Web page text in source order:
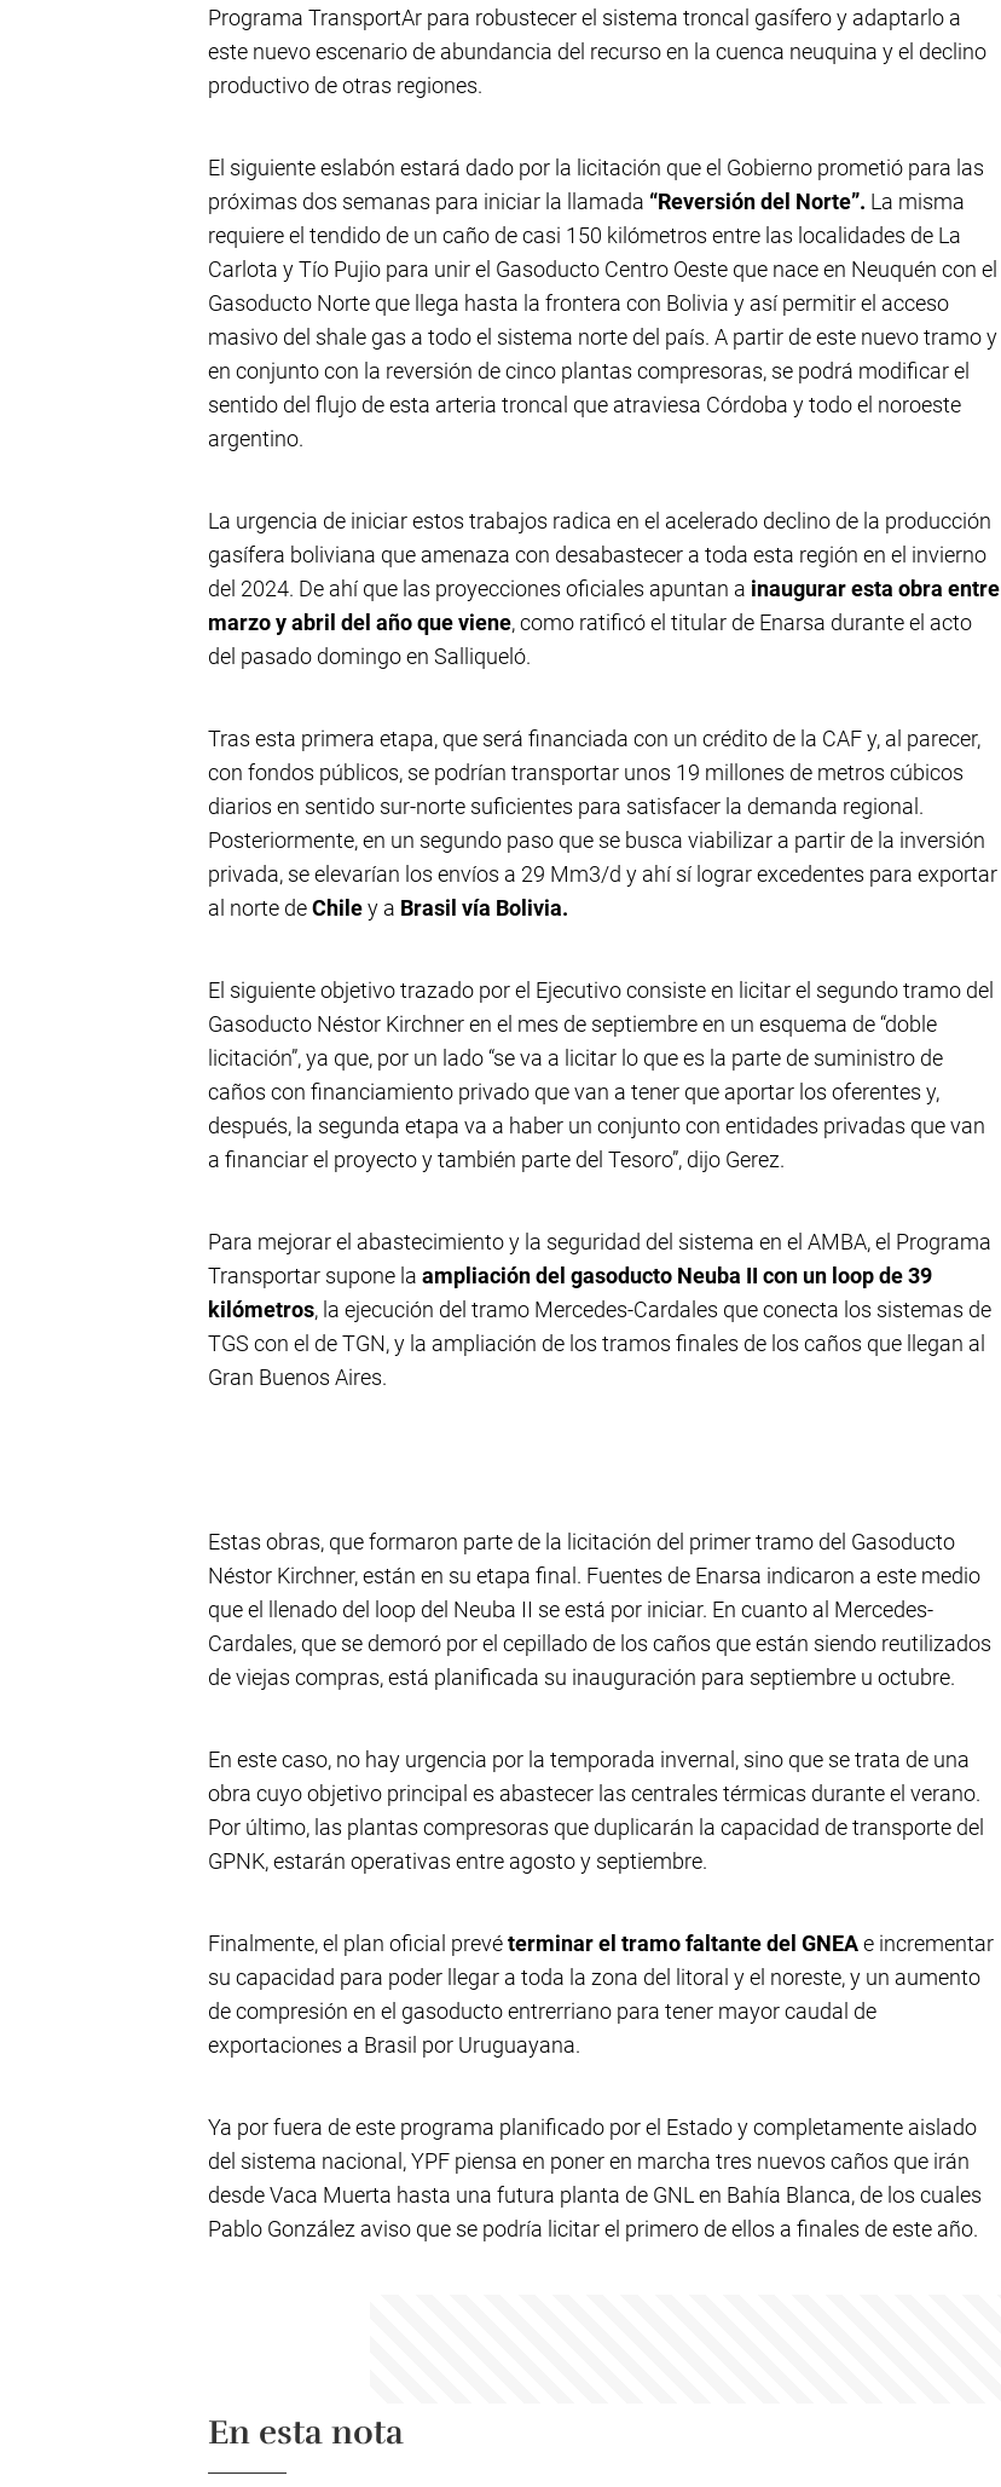
Programa TransportAr para robustecer el sistema troncal gasífero y adaptarlo a
este nuevo escenario de abundancia del recurso en la cuenca neuquina y el declino
productivo de otras regiones.
El siguiente eslabón estará dado por la licitación que el Gobierno prometió para las
próximas dos semanas para iniciar la llamada “Reversión del Norte”. La misma
requiere el tendido de un caño de casi 150 kilómetros entre las localidades de La
Carlota y Tío Pujio para unir el Gasoducto Centro Oeste que nace en Neuquén con el
Gasoducto Norte que llega hasta la frontera con Bolivia y así permitir el acceso
masivo del shale gas a todo el sistema norte del país. A partir de este nuevo tramo y
en conjunto con la reversión de cinco plantas compresoras, se podrá modificar el
sentido del flujo de esta arteria troncal que atraviesa Córdoba y todo el noroeste
argentino.
La urgencia de iniciar estos trabajos radica en el acelerado declino de la producción
gasífera boliviana que amenaza con desabastecer a toda esta región en el invierno
del 2024. De ahí que las proyecciones oficiales apuntan a inaugurar esta obra entre
marzo y abril del año que viene, como ratificó el titular de Enarsa durante el acto
del pasado domingo en Salliqueló.
Tras esta primera etapa, que será financiada con un crédito de la CAF y, al parecer,
con fondos públicos, se podrían transportar unos 19 millones de metros cúbicos
diarios en sentido sur-norte suficientes para satisfacer la demanda regional.
Posteriormente, en un segundo paso que se busca viabilizar a partir de la inversión
privada, se elevarían los envíos a 29 Mm3/d y ahí sí lograr excedentes para exportar
al norte deChiley a Brasil vía Bolivia.
El siguiente objetivo trazado por el Ejecutivo consiste en licitar el segundo tramo del
Gasoducto Néstor Kirchner en el mes de septiembre en un esquema de “doble
licitación”, ya que, por un lado “se va a licitar lo que es la parte de suministro de
caños con financiamiento privado que van a tener que aportar los oferentes y,
después, la segunda etapa va a haber un conjunto con entidades privadas que van
a financiar el proyecto y también parte del Tesoro”, dijo Gerez.
Para mejorar el abastecimiento y la seguridad del sistema en el AMBA, el Programa
Transportar supone la ampliación del gasoducto Neuba II con un loop de 39
kilómetros, la ejecución del tramo Mercedes-Cardales que conecta los sistemas de
TGS con el de TGN, y la ampliación de los tramos finales de los caños que llegan al
Gran Buenos Aires.
Estas obras, que formaron parte de la licitación del primer tramo del Gasoducto
Néstor Kirchner, están en su etapa final. Fuentes de Enarsa indicaron a este medio
que el llenado del loop del Neuba II se está por iniciar. En cuanto al Mercedes-
Cardales, que se demoró por el cepillado de los caños que están siendo reutilizados
de viejas compras, está planificada su inauguración para septiembre u octubre.
En este caso, no hay urgencia por la temporada invernal, sino que se trata de una
obra cuyo objetivo principal es abastecer las centrales térmicas durante el verano.
Por último, las plantas compresoras que duplicarán la capacidad de transporte del
GPNK, estarán operativas entre agosto y septiembre.
Finalmente, el plan oficial prevéterminar el tramo faltante del GNEAe incrementar
su capacidad para poder llegar a toda la zona del litoral y el noreste, y un aumento
de compresión en el gasoducto entrerriano para tener mayor caudal de
exportaciones a Brasil por Uruguayana.
Ya por fuera de este programa planificado por el Estado y completamente aislado
del sistema nacional, YPF piensa en poner en marcha tres nuevos caños que irán
desde Vaca Muerta hasta una futura planta de GNL en Bahía Blanca, de los cuales
Pablo González aviso que se podría licitar el primero de ellos a finales de este año.
En esta nota